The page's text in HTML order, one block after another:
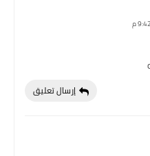
إرسال تعليق